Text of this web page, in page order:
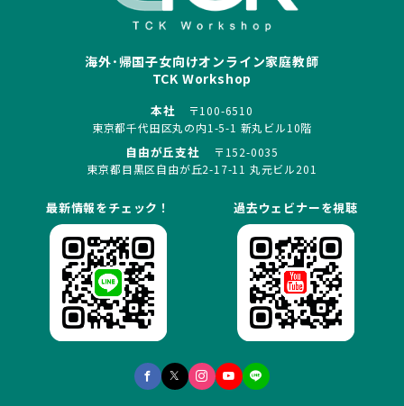
海外･帰国子女向けオンライン家庭教師
TCK Workshop
本社
〒100-6510
東京都千代田区丸の内1-5-1 新丸ビル10階
自由が丘支社
〒152-0035
東京都目黒区自由が丘2-17-11 丸元ビル201
最新情報をチェック！ 過去ウェビナーを視聴